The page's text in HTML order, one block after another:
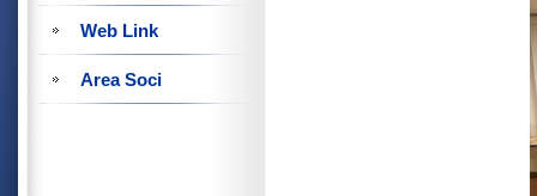
Web Link
Area Soci